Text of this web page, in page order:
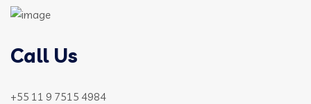
Call Us
+55 11 9 7515 4984